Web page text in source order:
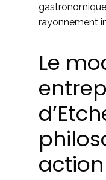
rayonnement
Le
action